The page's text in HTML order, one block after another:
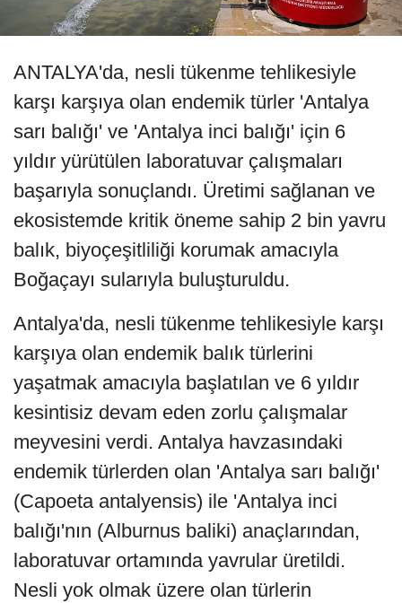
ANTALYA'da, nesli tükenme tehlikesiyle
karşı karşıya olan endemik türler 'Antalya
sarı balığı' ve 'Antalya inci balığı' için 6
yıldır yürütülen laboratuvar çalışmaları
başarıyla sonuçlandı. Üretimi sağlanan ve
ekosistemde kritik öneme sahip 2 bin yavru
balık, biyoçeşitliliği korumak amacıyla
Boğaçayı sularıyla buluşturuldu.
Antalya'da, nesli tükenme tehlikesiyle karşı
karşıya olan endemik balık türlerini
yaşatmak amacıyla başlatılan ve 6 yıldır
kesintisiz devam eden zorlu çalışmalar
meyvesini verdi. Antalya havzasındaki
endemik türlerden olan 'Antalya sarı balığı'
(Capoeta antalyensis) ile 'Antalya inci
balığı'nın (Alburnus baliki) anaçlarından,
laboratuvar ortamında yavrular üretildi.
Nesli yok olmak üzere olan türlerin